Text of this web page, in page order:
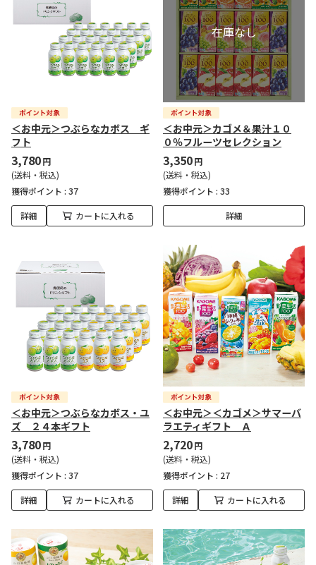
＜お中元＞つぶらなカボス ギ
フト
3,780円
(送料・税込)
獲得ポイント : 37
詳細 カートに入れる
＜お中元＞カゴメ＆果汁１０
０％フルーツセレクション
3,350円
(送料・税込)
獲得ポイント : 33
詳細
＜お中元＞つぶらなカボス・ユ
ズ ２４本ギフト
3,780円
(送料・税込)
獲得ポイント : 37
詳細 カートに入れる
＜お中元＞＜カゴメ＞サマーバ
ラエティギフト Ａ
2,720円
(送料・税込)
獲得ポイント : 27
詳細 カートに入れる